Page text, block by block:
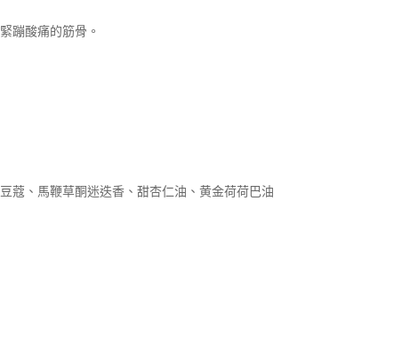
蹦酸痛的筋骨。
蔻、馬鞭草酮迷迭香、甜杏仁油、黄金荷荷巴油